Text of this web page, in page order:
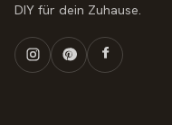
DIY für dein Zuhause.